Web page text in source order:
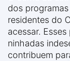
dos
residentes do
acessar.
ninhadas
contribuem